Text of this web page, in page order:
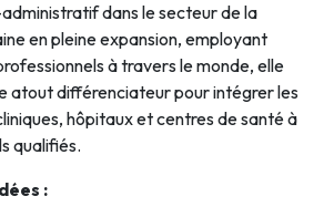
dans le secteur de la
en pleine expansion, employant
à travers le monde, elle
atout différenciateur pour intégrer les
hôpitaux et centres de santé à
qualifiés.
: